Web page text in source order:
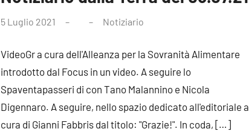
5 Luglio 2021 Notiziario
VideoGr a cura dell'Alleanza per la Sovranità Alimentare
introdotto dal Focus in un video. A seguire lo
Spaventapasseri di con Tano Malannino e Nicola
Digennaro. A seguire, nello spazio dedicato all'editoriale a
cura di Gianni Fabbris dal titolo: "Grazie!". In coda, […]